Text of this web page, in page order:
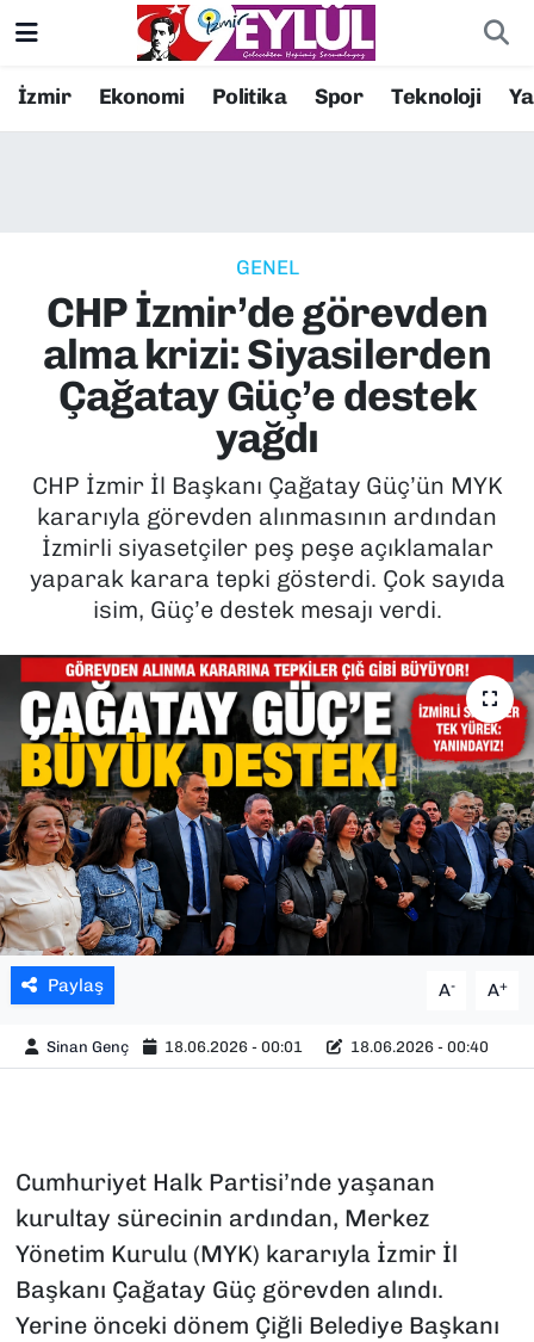
İzmir Ekonomi Politika Spor Teknoloji
GENEL
CHP İzmir’de görevden
alma krizi: Siyasilerden
Çağatay Güç’e destek
yağdı
CHP İzmir İl Başkanı Çağatay Güç’ün MYK
kararıyla görevden alınmasının ardından
İzmirli siyasetçiler peş peşe açıklamalar
yaparak karara tepki gösterdi. Çok sayıda
isim, Güç’e destek mesajı verdi.
Paylaş A- A+
Sinan Genç 18.06.2026 - 00:01 18.06.2026 - 00:40
Cumhuriyet Halk Partisi’nde yaşanan
kurultay sürecinin ardından, Merkez
Yönetim Kurulu (MYK) kararıyla İzmir İl
Başkanı Çağatay Güç görevden alındı.
Yerine önceki dönem Çiğli Belediye Başkanı
Resmi İlanlar
EKONOMİ
KÜLTÜR SANAT
POLİTİKA
SAĞLIK
TEKNOLOJİ
YAŞAM
YEREL YÖNETİMLER
Konak Nöbetçi Eczaneler
Süper Lig Puan Durumu ve Fikstür
Tüm Manşetler
Son Dakika Haberleri